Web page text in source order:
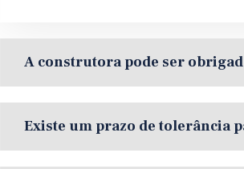
A construtora pode ser
Existe um prazo de tolerância